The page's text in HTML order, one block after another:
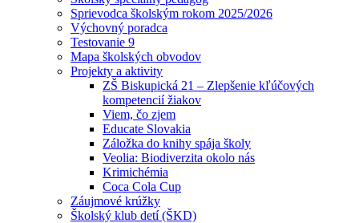
Sprievodca školským rokom 2025/2026
Výchovný poradca
Testovanie 9
Mapa školských obvodov
Projekty a aktivity
ZŠ Biskupická 21 – Zlepšenie kľúčových
kompetencií žiakov
Viem, čo zjem
Educate Slovakia
Záložka do knihy spája školy
Veolia: Biodiverzita okolo nás
Krimichémia
Coca Cola Cup
Záujmové krúžky
Školský klub detí (ŠKD)